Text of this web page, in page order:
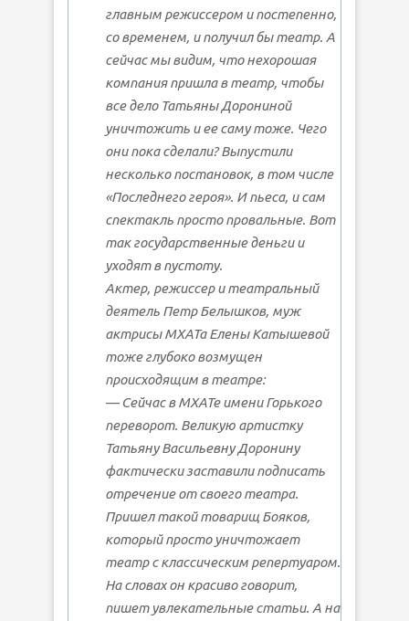
главным режиссером и постепенно,
со временем, и получил бы театр. А
сейчас мы видим, что нехорошая
компания пришла в театр, чтобы
все дело Татьяны Дорониной
уничтожить и ее саму тоже. Чего
они пока сделали? Выпустили
несколько постановок, в том числе
«Последнего героя». И пьеса, и сам
спектакль просто провальные. Вот
так государственные деньги и
уходят в пустоту.
Актер, режиссер и театральный
деятель Петр Белышков, муж
актрисы МХАТа Елены Катышевой
тоже глубоко возмущен
происходящим в театре:
— Сейчас в МХАТе имени Горького
переворот. Великую артистку
Татьяну Васильевну Доронину
фактически заставили подписать
отречение от своего театра.
Пришел такой товарищ Бояков,
который просто уничтожает
театр с классическим репертуаром.
На словах он красиво говорит,
пишет увлекательные статьи. А на